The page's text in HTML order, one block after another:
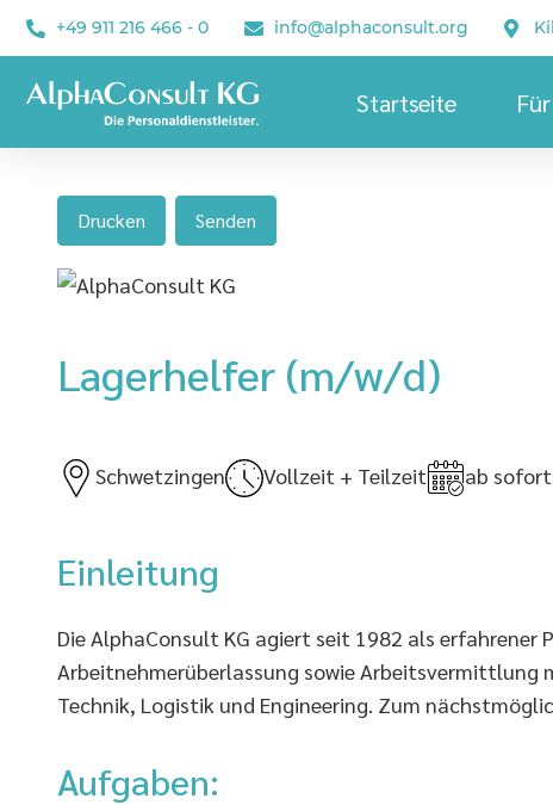
+49 911 216 466 - 0 info@alphaconsult.org
Startseite
Drucken Senden
Lagerhelfer (m/w/d)
Schwetzingen Vollzeit + Teilzeit ab sofort
Einleitung
Die AlphaConsult KG agiert seit 1982 als erfahrener
Arbeitnehmerüberlassung sowie Arbeitsvermittlung
Technik, Logistik und Engineering. Zum
Aufgaben: